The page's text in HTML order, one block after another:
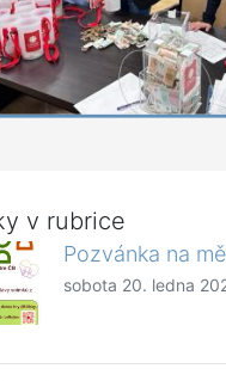
v rubrice
Pozvánka na
sobota 20. ledna